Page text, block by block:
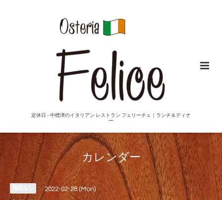
定休日 - 中標津のイタリアン レストラン フェリーチェ｜ランチ＆ディナ
ー
カレンダー
2022-02-28 (Mon)